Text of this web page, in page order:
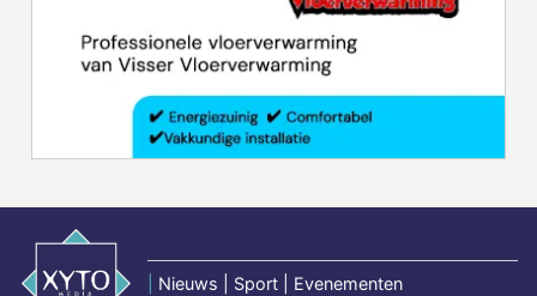
Nieuws | Sport | Evenementen